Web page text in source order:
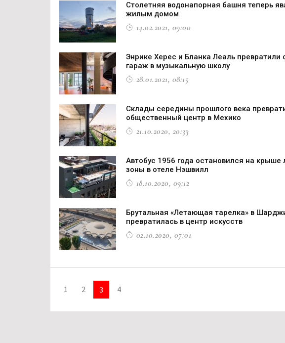
Столетняя водонапорная башня теперь
жилым домом
14.02.2021, 09:00
Энрике Херес и Бланка Леаль превратили
гараж в музыкальную школу
28.01.2021, 08:15
Склады середины прошлого века
общественный центр в Мехико
21.10.2020, 20:33
Автобус 1956 года остановился на крыше
зоны в отеле Нэшвилл
18.10.2020, 09:12
Брутальная «Летающая тарелка» в
превратилась в центр искусств
02.10.2020, 07:01
1 2 3 4